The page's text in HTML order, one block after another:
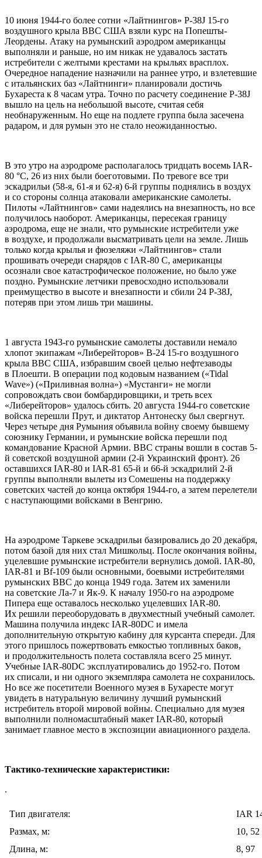
10 июня 1944-го более сотни «Лайтнингов» P-38J 15-го
воздушного крыла ВВС США взяли курс на Попешты-
Леордены. Атаку на румынский аэродром американцы
выполняли и раньше, но им никак не удавалось застать
истребители с желтыми крестами на крыльях врасплох.
Очередное нападение назначили на раннее утро, и взлетевшие
с итальянских баз «Лайтнинги» планировали достичь
Бухареста к 8 часам утра. Точно по расчету соединение P-38J
вышло на цель на небольшой высоте, считая себя
необнаруженным. Но еще на подлете группа была засечена
радаром, и для румын это не стало неожиданностью.
В это утро на аэродроме располагалось тридцать восемь IAR-
80 °C, 26 из них были боеготовыми. По тревоге все три
эскадрильи (58-я, 61-я и 62-я) 6-й группы поднялись в воздух
и со стороны солнца атаковали американские самолеты.
Пилоты «Лайтнингов» сами надеялись на внезапность, но все
получилось наоборот. Американцы, пересекая границу
аэродрома, еще не знали, что румынские истребители уже
в воздухе, и продолжали высматривать цели на земле. Лишь
только когда крылья и фюзеляжи «Лайтнингов» стали
прошивать очереди снарядов с IAR-80 C, американцы
осознали свое катастрофическое положение, но было уже
поздно. Румынские летчики превосходно использовали
преимущество в высоте и внезапности и сбили 24 P-38J,
потеряв при этом лишь три машины.
1 августа 1943-го румынские самолеты доставили немало
хлопот экипажам «Либерейторов» В-24 15-го воздушного
крыла ВВС США, избравшим своей целью нефтезаводы
в Плоешти. В операции под кодовым названием («Tidal
Wave») («Приливная волна») «Мустанги» не могли
сопровождать свои бомбардировщики, и треть всех
«Либерейторов» удалось сбить. 20 августа 1944-го советские
войска перешли Прут, и диктатор Антонеску был свергнут.
Через четыре дня Румыния объявила войну своему бывшему
союзнику Германии, и румынские войска перешли под
командование Красной Армии. ВВС страны вошли в состав 5-
й советской воздушной армии (2-й Украинский фронт). 26
оставшихся IAR-80 и IAR-81 65-й и 66-й эскадрилий 2-й
группы выполняли вылеты из Сомешены на поддержку
советских частей до конца октября 1944-го, а затем перелетели
с наступающими войсками в Венгрию.
На аэродроме Таркеве эскадрильи базировались до 20 декабря,
потом базой для них стал Мишкольц. После окончания войны,
уцелевшие румынские истребители вернулись домой. IAR-80,
IAR-81 и Bf-109 были основными, боевыми истребителями
румынских ВВС до конца 1949 года. Затем их заменили
на советские Ла-7 и Як-9. К началу 1950-го на аэродроме
Пипера еще оставалось несколько уцелевших IAR-80.
Их решили переоборудовать в двухместный учебный самолет.
Машина получила индекс IAR-80DC и имела
дополнительную открытую кабину для курсанта спереди. Для
этого пришлось пожертвовать емкостью топливных баков,
и продолжительность полета составляла всего 25 минут.
Учебные IAR-80DC эксплуатировались до 1952-го. Потом
их списали, и ни одного экземпляра самолета не сохранилось.
Но все же посетители Военного музея в Бухаресте могут
увидеть в натуральную величину лучший румынский
истребитель второй мировой войны. Специально для музея
выполнили полномасштабный макет IAR-80, который
занимает главное место в экспозиции авиационного раздела.
Тактико-технические характеристики:
.
Тип двигателя:
IAR
Размах, м:
10, 52
Длина, м:
8, 97